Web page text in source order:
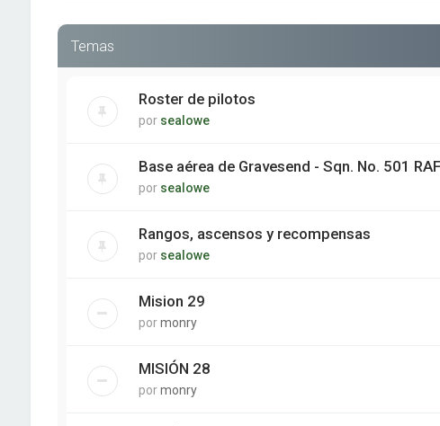
Temas
Roster de pilotos
por sealowe
Base aérea de Gravesend - Sqn. No. 501 RAF
por sealowe
Rangos, ascensos y recompensas
por sealowe
Mision 29
pormonry
MISIÓN 28
pormonry